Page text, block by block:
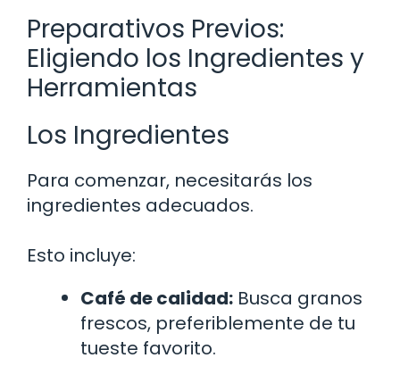
Preparativos Previos:
Eligiendo los Ingredientes y
Herramientas
Los Ingredientes
Para comenzar, necesitarás los
ingredientes adecuados.
Esto incluye:
Café de calidad: Busca granos
frescos, preferiblemente de tu
tueste favorito.